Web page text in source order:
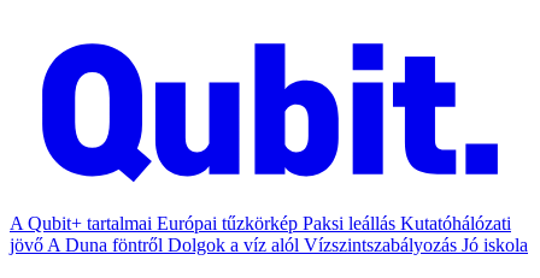
A Qubit+ tartalmai Európai tűzkörkép Paksi leállás Kutatóhálózati
jövő A Duna föntről Dolgok a víz alól Vízszintszabályozás Jó iskola